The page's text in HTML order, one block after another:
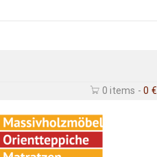
0 items - 0 €